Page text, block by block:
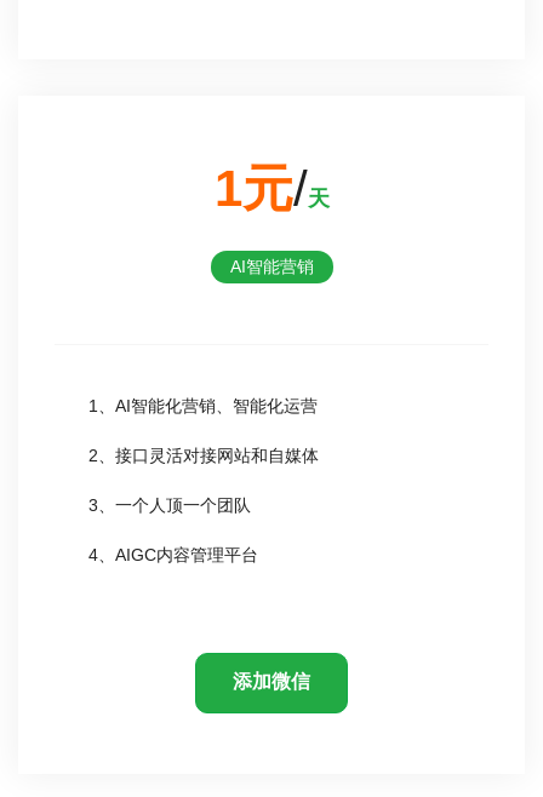
1元/天
AI智能营销
1、AI智能化营销、智能化运营
2、接口灵活对接网站和自媒体
3、一个人顶一个团队
4、AIGC内容管理平台
添加微信